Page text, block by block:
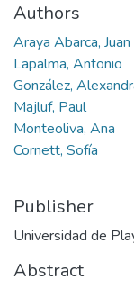
Authors
Araya Abarca,
Lapalma, Antonio
González,
Majluf, Paul
Monteoliva, Ana
Cornett, Sofía
Publisher
Universidad de
Abstract